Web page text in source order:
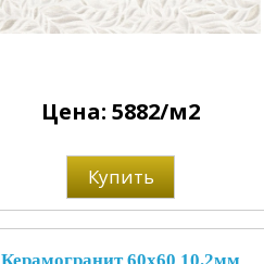
Цена: 5882/м2
Купить